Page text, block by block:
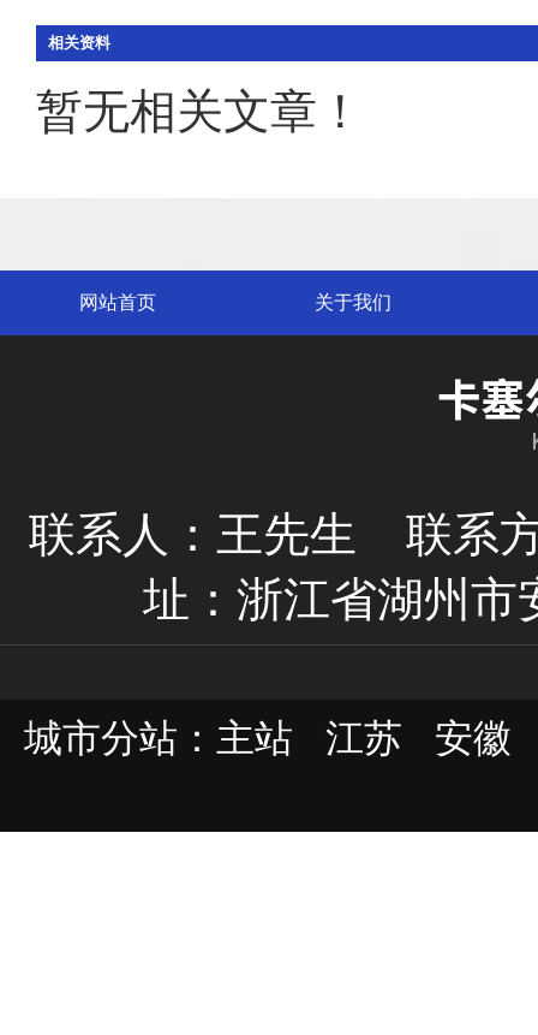
相关资料
暂无相关文章！
网站首页 关于我们
联系人：王先生
联系
址：浙江省湖州市
城市分站： 主站 江苏 安徽